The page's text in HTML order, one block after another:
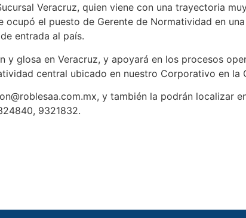
Veracruz, quien viene con una trayectoria
el puesto de Gerente de Normatividad en
entrada al país.
y glosa en Veracruz, y apoyará en los procesos
central ubicado en nuestro Corporativo en la
y también la podrán localizar
9321832.